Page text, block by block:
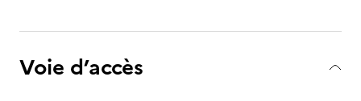
Voie d’accès